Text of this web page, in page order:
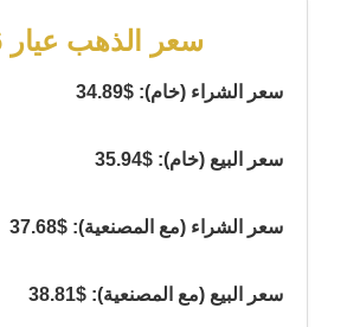
سعر الذهب عيار 6
سعر الشراء (خام): $34.89
سعر البيع (خام): $35.94
سعر الشراء (مع المصنعية): $37.68
سعر البيع (مع المصنعية): $38.81